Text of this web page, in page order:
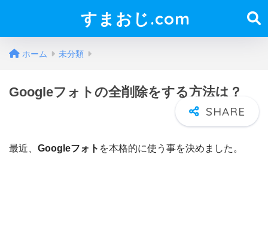
すまおじ.com
ホーム 未分類
Googleフォトの全削除をする方法は？
最近、 Googleフォト を本格的に使う事を決めました。